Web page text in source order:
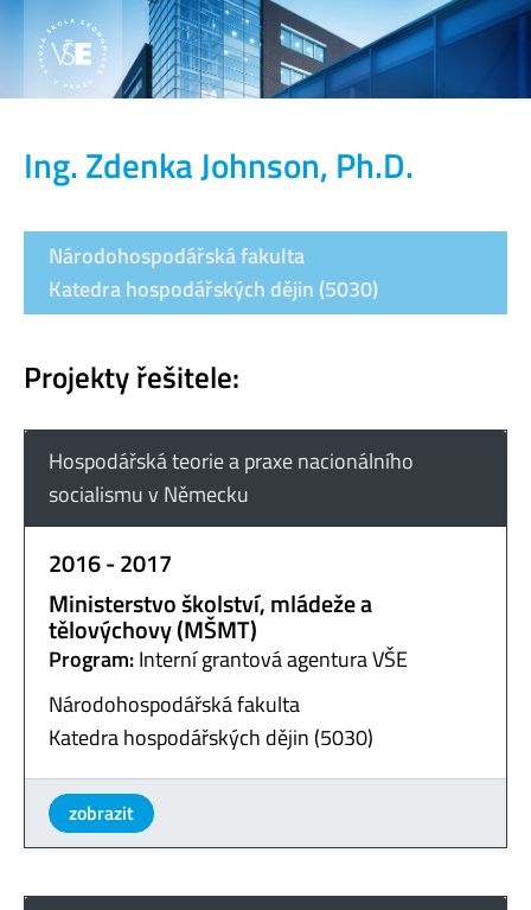
Ing. Zdenka Johnson, Ph.D.
Národohospodářská fakulta
Katedra hospodářských dějin (5030)
Projekty řešitele:
Hospodářská teorie a praxe nacionálního
socialismu v Německu
2016 - 2017
Ministerstvo školství, mládeže a
tělovýchovy (MŠMT)
Program:Interní grantová agentura VŠE
Národohospodářská fakulta
Katedra hospodářských dějin (5030)
zobrazit